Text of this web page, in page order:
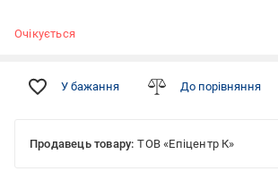
Очікується
У бажання До порівняння
Продавець товару: ТОВ «Епіцентр К»